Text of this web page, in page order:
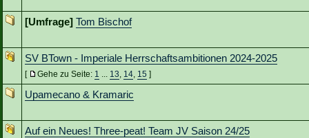
[Umfrage] Tom Bischof
SV BTown - Imperiale Herrschaftsambitionen 2024-2025
[ Gehe zu Seite: 1 ... 13, 14, 15 ]
Upamecano & Kramaric
Auf ein Neues! Three-peat! Team JV Saison 24/25